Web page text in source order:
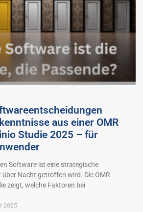
aus einer OMR
Studie 2025 – für
Software ist eine strategische
Nacht getroffen wird. Die OMR
zeigt, welche Faktoren bei
2025